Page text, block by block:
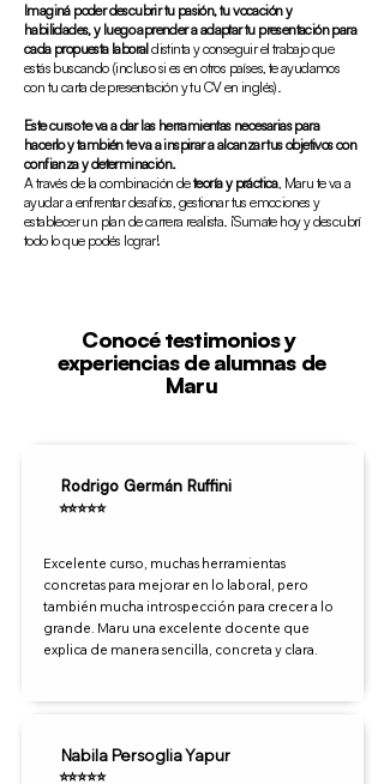
Imaginá poder descubrir tu pasión, tu vocación y
habilidades, y luego aprender a adaptar tu presentación para
cada propuesta laboraldistinta y conseguir el trabajo que
estás buscando (incluso si es en otros países, te ayudamos
con tu carta de presentación y tu CV en inglés).
Este curso te va a dar las herramientas necesarias para
hacerlo y también te va a inspirar a alcanzar tus objetivos con
confianza y determinación.
A través de la combinación deteoría y práctica, Maru te va a
ayudar a enfrentar desafíos, gestionar tus emociones y
establecer un plan de carrera realista. ¡Sumate hoy y descubrí
todo lo que podés lograr!
Conocé testimonios y
experiencias de alumnas de
Maru
Rodrigo Germán Ruffini
⭐⭐⭐⭐⭐
Excelente curso, muchas herramientas
concretas para mejorar en lo laboral, pero
también mucha introspección para crecer a lo
grande. Maru una excelente docente que
explica de manera sencilla, concreta y clara.
Nabila Persoglia Yapur
⭐⭐⭐⭐⭐